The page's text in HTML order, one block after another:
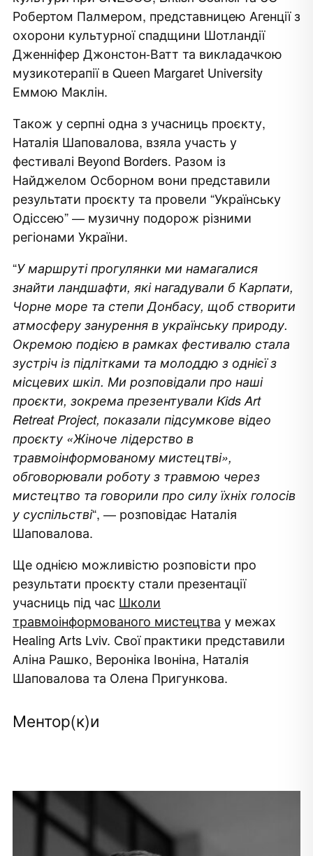
Робертом Палмером, представницею Агенції з
охорони культурної спадщини Шотландії
Дженніфер Джонстон-Ватт та викладачкою
музикотерапії в Queen Margaret University
Еммою Маклін.
Також у серпні одна з учасниць проєкту,
Наталія Шаповалова, взяла участь у
фестивалі Beyond Borders. Разом із
Найджелом Осборном вони представили
результати проєкту та провели “Українську
Одіссею” — музичну подорож різними
регіонами України.
“У маршруті прогулянки ми намагалися
знайти ландшафти, які нагадували б Карпати,
Чорне море та степи Донбасу, щоб створити
атмосферу занурення в українську природу.
Окремою подією в рамках фестивалю стала
зустріч із підлітками та молоддю з однієї з
місцевих шкіл. Ми розповідали про наші
проєкти, зокрема презентували Kids Art
Retreat Project, показали підсумкове відео
проєкту «Жіноче лідерство в
травмоінформованому мистецтві»,
обговорювали роботу з травмою через
мистецтво та говорили про силу їхніх голосів
у суспільстві“, — розповідає Наталія
Шаповалова.
Ще однією можливістю розповісти про
результати проєкту стали презентації
учасниць під час Школи
травмоінформованого мистецтва у межах
Healing Arts Lviv. Свої практики представили
Аліна Рашко, Вероніка Івоніна, Наталія
Шаповалова та Олена Пригункова.
Ментор(к)и